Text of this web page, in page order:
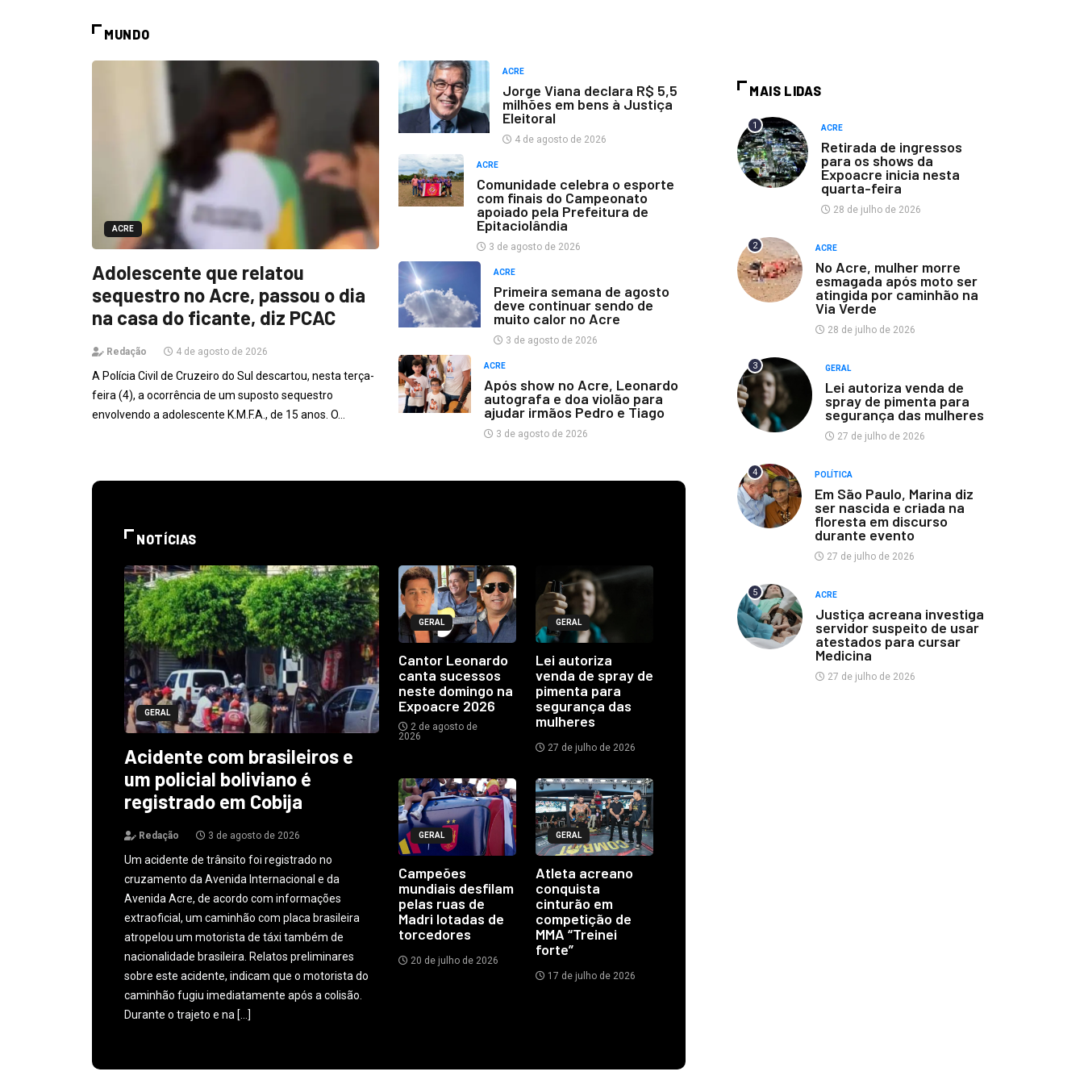
MUNDO
ACRE
Adolescente que relatou
sequestro no Acre, passou o dia
na casa do ficante, diz PCAC
Redação 4 de agosto de 2026
A Polícia Civil de Cruzeiro do Sul descartou, nesta terça-
feira (4), a ocorrência de um suposto sequestro
envolvendo a adolescente K.M.F.A., de 15 anos. O…
ACRE
Jorge Viana declara R$ 5,5
milhões em bens à Justiça
Eleitoral
4 de agosto de 2026
ACRE
Comunidade celebra o esporte
com finais do Campeonato
apoiado pela Prefeitura de
Epitaciolândia
3 de agosto de 2026
ACRE
Primeira semana de agosto
deve continuar sendo de
muito calor no Acre
3 de agosto de 2026
ACRE
Após show no Acre, Leonardo
autografa e doa violão para
ajudar irmãos Pedro e Tiago
3 de agosto de 2026
NOTÍCIAS
GERAL
Acidente com brasileiros e
um policial boliviano é
registrado em Cobija
Redação 3 de agosto de 2026
Um acidente de trânsito foi registrado no
cruzamento da Avenida Internacional e da
Avenida Acre, de acordo com informações
extraoficial, um caminhão com placa brasileira
atropelou um motorista de táxi também de
nacionalidade brasileira. Relatos preliminares
sobre este acidente, indicam que o motorista do
caminhão fugiu imediatamente após a colisão.
Durante o trajeto e na […]
GERAL
Cantor Leonardo
canta sucessos
neste domingo na
Expoacre 2026
2 de agosto de
2026
GERAL
Lei autoriza
venda de spray de
pimenta para
segurança das
mulheres
27 de julho de 2026
GERAL
Campeões
mundiais desfilam
pelas ruas de
Madri lotadas de
torcedores
20 de julho de 2026
GERAL
Atleta acreano
conquista
cinturão em
competição de
MMA “Treinei
forte”
17 de julho de 2026
MAIS LIDAS
1 ACRE
Retirada de ingressos
para os shows da
Expoacre inicia nesta
quarta-feira
28 de julho de 2026
2 ACRE
No Acre, mulher morre
esmagada após moto ser
atingida por caminhão na
Via Verde
28 de julho de 2026
3 GERAL
Lei autoriza venda de
spray de pimenta para
segurança das mulheres
27 de julho de 2026
4 POLÍTICA
Em São Paulo, Marina diz
ser nascida e criada na
floresta em discurso
durante evento
27 de julho de 2026
5 ACRE
Justiça acreana investiga
servidor suspeito de usar
atestados para cursar
Medicina
27 de julho de 2026